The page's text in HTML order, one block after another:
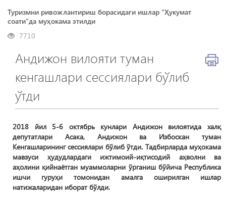
Туризмни ривожлантириш борасидаги ишлар “Ҳукумат
соати”да муҳокама этилди
7710
Андижон вилояти туман
кенгашлари сессиялари бўлиб
ўтди
2018 йил 5-6 октябрь кунлари Андижон вилоятида халқ
депутатлари Асака, Андижон ва Избоскан туман
Кенгашларининг сессиялари бўлиб ўтди. Тадбирларда муҳокама
мавзуси ҳудудлардаги ижтимоий-иқтисодий аҳволни ва
аҳолини қийнаётган муаммоларни ўрганиш бўйича Республика
ишчи гуруҳи томонидан амалга оширилган ишлар
натижаларидан иборат бўлди.